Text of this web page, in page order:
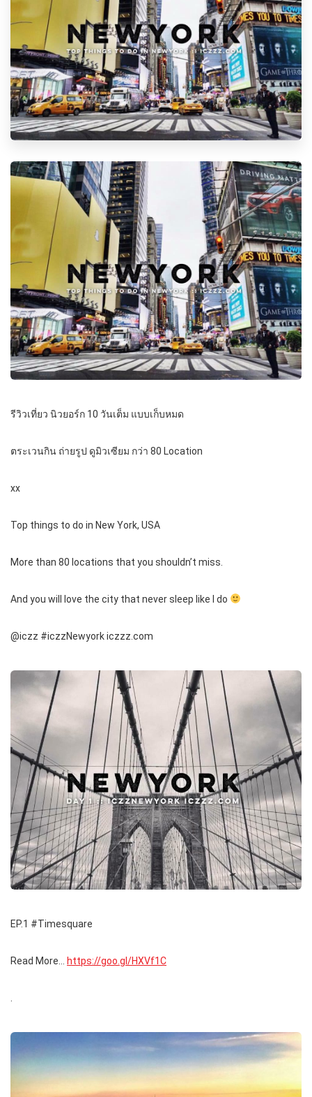
รีวิวเที่ยว นิวยอร์ก 10 วันเต็ม แบบเก็บหมด
ตระเวนกิน ถ่ายรูป ดูมิวเซียม กว่า 80 Location
xx
Top things to do in New York, USA
More than 80 locations that you shouldn’t miss.
And you will love the city that never sleep like I do
@iczz #iczzNewyork iczzz.com
EP.1 #Timesquare
Read More… https://goo.gl/HXVf1C